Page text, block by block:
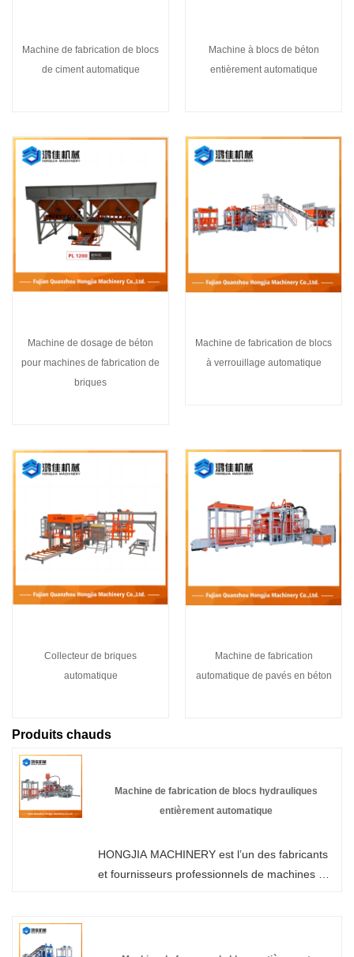
Machine de fabrication de blocs
de ciment automatique
Machine à blocs de béton
entièrement automatique
Machine de dosage de béton
pour machines de fabrication de
briques
Machine de fabrication de blocs
à verrouillage automatique
Collecteur de briques
automatique
Machine de fabrication
automatique de pavés en béton
Produits chauds
Machine de fabrication de blocs hydrauliques
entièrement automatique
HONGJIA MACHINERY est l’un des fabricants
et fournisseurs professionnels de machines de
bienvenue dans la vente en gros de machines